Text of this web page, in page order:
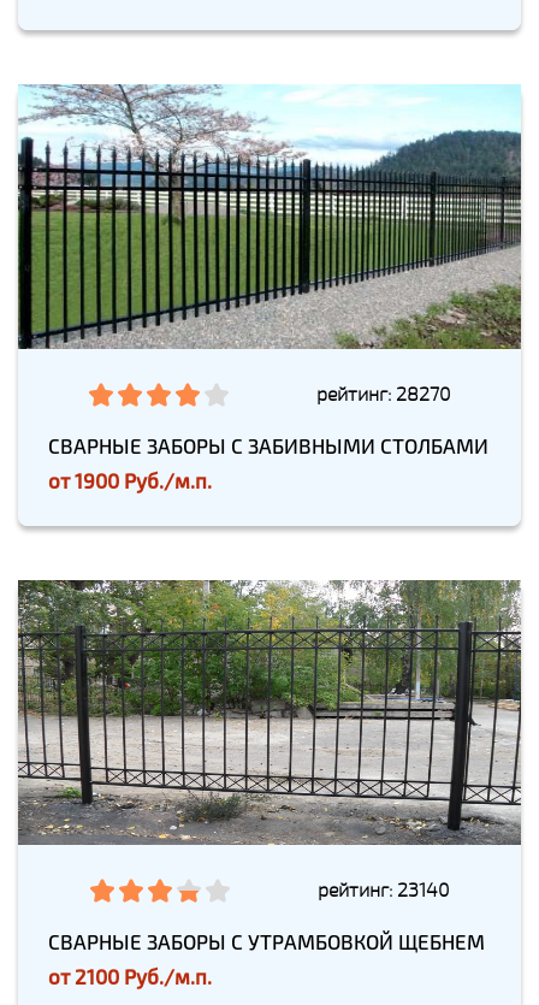
рейтинг: 28270
СВАРНЫЕ ЗАБОРЫ С ЗАБИВНЫМИ СТОЛБАМИ
от1900 Руб./м.п.
рейтинг: 23140
СВАРНЫЕ ЗАБОРЫ С УТРАМБОВКОЙ ЩЕБНЕМ
от2100 Руб./м.п.